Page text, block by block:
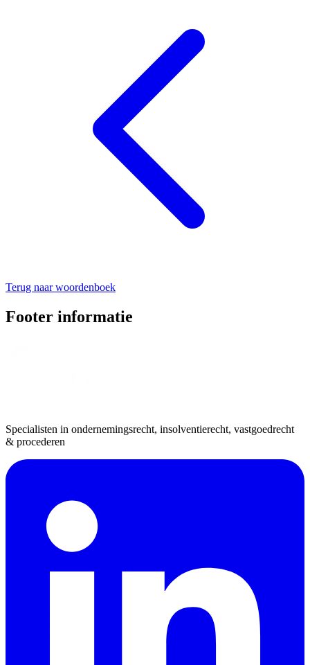
Terug naar woordenboek
Footer informatie
Specialisten in ondernemingsrecht, insolventierecht, vastgoedrecht
& procederen